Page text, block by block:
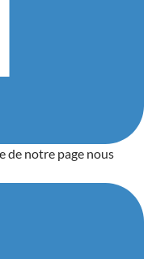
de notre page nous